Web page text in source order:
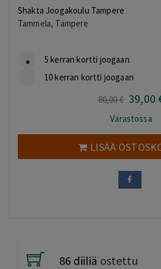
Shakta Joogakoulu Tampere
Tammela, Tampere
5 kerran kortti joogaan
10 kerran kortti joogaan
80,00€
oli:
80,00 €.
39,00
Varastossa
LISÄÄ
86 diiliä ostettu